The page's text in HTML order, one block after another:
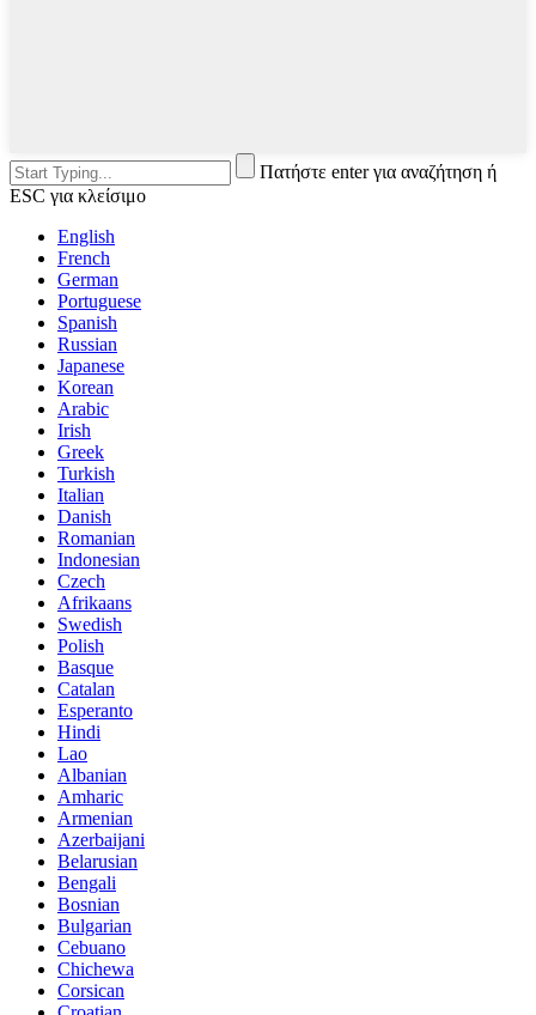
Πατήστε enter για αναζήτηση ή
ESC για κλείσιμο
English
French
German
Portuguese
Spanish
Russian
Japanese
Korean
Arabic
Irish
Greek
Turkish
Italian
Danish
Romanian
Indonesian
Czech
Afrikaans
Swedish
Polish
Basque
Catalan
Esperanto
Hindi
Lao
Albanian
Amharic
Armenian
Azerbaijani
Belarusian
Bengali
Bosnian
Bulgarian
Cebuano
Chichewa
Corsican